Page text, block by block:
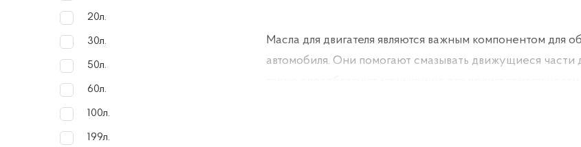
20л.
30л.
50л.
60л.
100л.
199л.
Масла для двигателя являются важным компонентом для
автомобиля. Они помогают смазывать движущиеся части